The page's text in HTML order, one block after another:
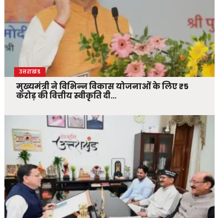
उत्तराखंड
मुख्यमंत्री ने विभिन्न विकास योजनाओं के लिए ₹5
करोड़ की वित्तीय स्वीकृति दी…